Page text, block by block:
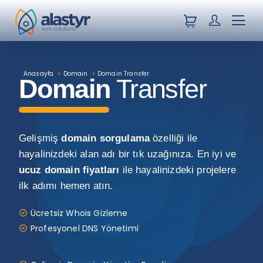
Sepetiniz
MüşteriMenü
Anasayfa > Domain > Domain Transfer
Domain Transfer
Gelişmişdomain sorgulamaözelliği ile
hayalinizdeki alan adı bir tık uzağınıza. En iyi ve
ucuz domain fiyatları ile hayalinizdeki projelere
ilk adımı hemen atın.
Ücretsiz Whois Gizleme
Profesyonel DNS Yönetimi